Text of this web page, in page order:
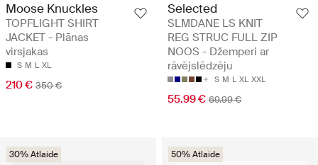
Moose Knuckles
TOPFLIGHT SHIRT
JACKET - Plānas
virsjakas
S M L XL
210 € 350 €
Selected
SLMDANE LS KNIT
REG STRUC FULL ZIP
NOOS - Džemperi ar
rāvējslēdzēju
S M L XL XXL
55.99 € 69.99 €
30% Atlaide 50% Atlaide